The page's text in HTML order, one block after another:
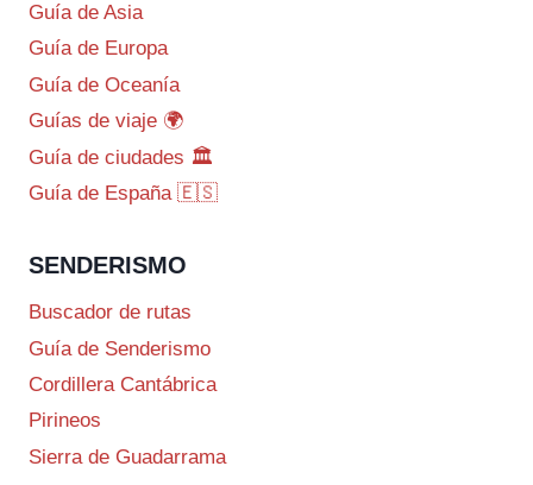
Guía de Asia
Guía de Europa
Guía de Oceanía
Guías de viaje 🌍
Guía de ciudades 🏛️
Guía de España 🇪🇸
SENDERISMO
Buscador de rutas
Guía de Senderismo
Cordillera Cantábrica
Pirineos
Sierra de Guadarrama